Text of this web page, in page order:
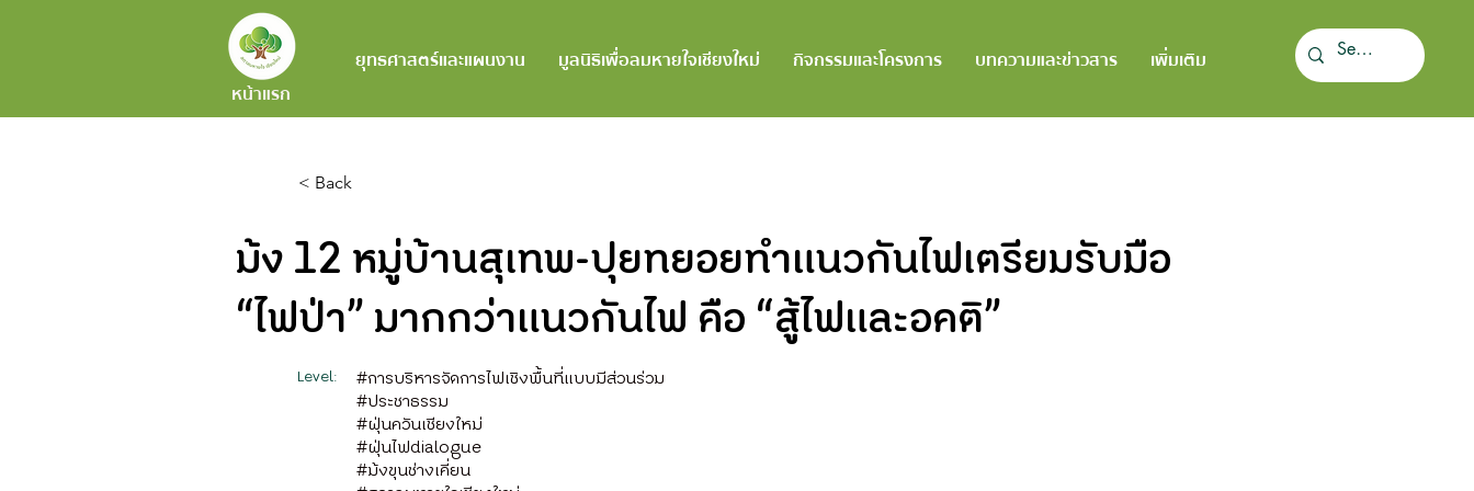
หน้าแรก
ยุทธศาสตร์และแผนงาน มูลนิธิเพื่อลมหายใจเชียงใหม่ กิจกรรมและโครงการ บทความและข่าวสาร เพิ่มเติม
< Back
ม้ง 12 หมู่บ้านสุเทพ-ปุยทยอยทำแนวกันไฟเตรียมรับมือ
“ไฟป่า” มากกว่าแนวกันไฟ คือ “สู้ไฟและอคติ”
Level:
#การบริหารจัดการไฟเชิงพื้นที่แบบมีส่วนร่วม
#ประชาธรรม
#ฝุ่นควันเชียงใหม่
#ฝุ่นไฟdialogue
#ม้งขุนช่างเคี่ยน